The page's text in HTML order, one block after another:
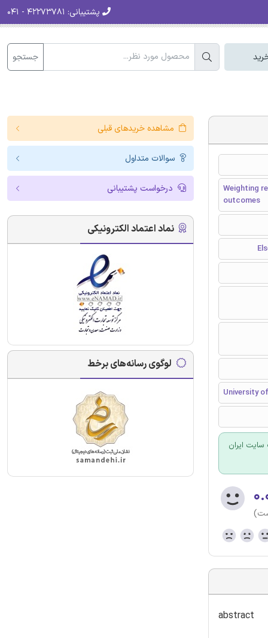
پشتیبانی:
جستجو
Weighting
outcomes
University
ایران
abstract
مشاهده خریدهای قبلی
سوالات متداول
درخواست پشتیبانی
نماد اعتماد الکترونیکی
لوگوی رسانه‌های برخط